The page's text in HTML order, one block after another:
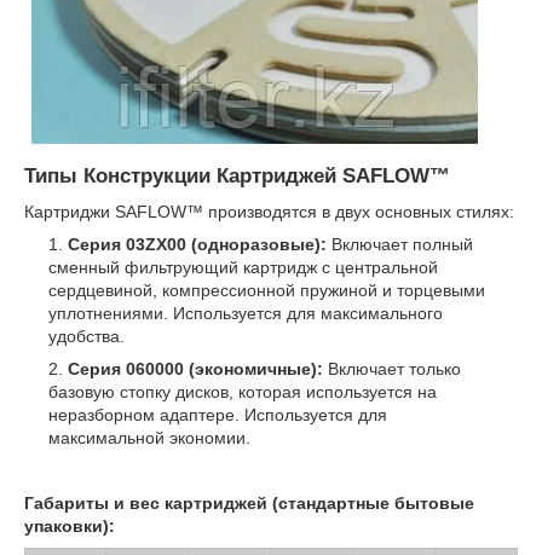
Типы Конструкции Картриджей SAFLOW™
Картриджи SAFLOW™ производятся в двух основных стилях:
Серия 03ZX00 (одноразовые): Включает полный
сменный фильтрующий картридж с центральной
сердцевиной, компрессионной пружиной и торцевыми
уплотнениями. Используется для максимального
удобства.
Серия 060000 (экономичные): Включает только
базовую стопку дисков, которая используется на
неразборном адаптере. Используется для
максимальной экономии.
Габариты и вес картриджей (стандартные бытовые
упаковки):